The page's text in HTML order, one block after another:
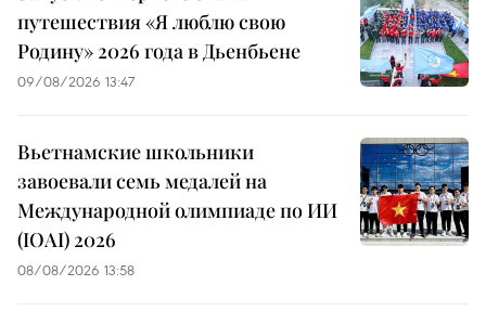
путешествия «Я люблю свою
Родину» 2026 года в Дьенбьене
09/08/2026 13:47
Вьетнамские школьники
завоевали семь медалей на
Международной олимпиаде по ИИ
(IOAI) 2026
08/08/2026 13:58